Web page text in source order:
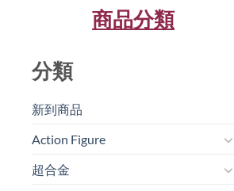
商品分類
分類
新到商品​
Action Figure
超合金